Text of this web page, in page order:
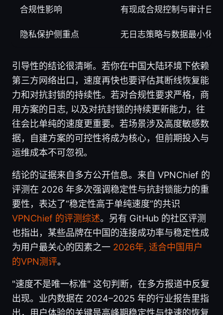
合规性影响 有现成合规控制与审计日志
隐私保护侧重点 无日志策略与数据最小化
引导性的结论很清晰。若你在中国大陆环境下依赖
第三方网络出口，速度再快也要评估其断线恢复能
力和对抗封锁的持续性。若对合规性要求严格，商
用方案的日志, 以及对抗封锁的持续更新能力，往
往会比单纯的速度更重要。若场景涉及高度敏感数
据，自建方案的可控性将成为核心，但前期投入与
运维成本不可忽视。
结论的证据来自多方公开信息。来自 VPNChief 的
评测在 2026 年多次强调稳定性与抗封锁能力的重
要性，表达了“稳定性高于单纯速度”的共识
VPNChief 的评测综述。另有 GitHub 的社区评测
也指出，某些品牌在中国的连接成功率与稳定性成
为用户最关心的因素之一 2026年, 适合中国用户
的VPN测评。
"速度不是唯一标准" 这句判断，在多方报道中反复
出现。业内数据在 2024–2025 年的行业报告里指
出，用户体验的关键是高峰期稳定性与快速的恢复